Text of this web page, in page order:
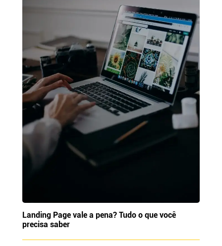
Landing Page vale a pena? Tudo o que você
precisa saber